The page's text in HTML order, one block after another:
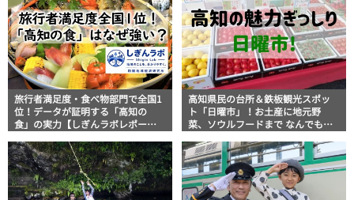
旅行者満足度・食べ物部門で全国1
位！データが証明する「高知の
食」の実力【しぎんラボレポー
高知県民の台所＆鉄板観光スポッ
ト「日曜市」！お土産に地元野
菜、ソウルフードまで なんでもそ
説！